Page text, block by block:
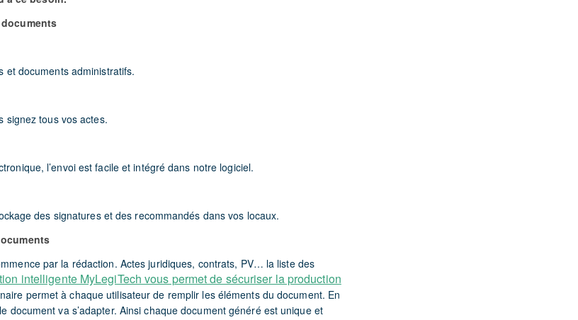
et documents administratifs.
signez tous vos actes.
l’envoi est facile et intégré dans notre logiciel.
des signatures et des recommandés dans vos locaux.
par la rédaction. Actes juridiques, contrats, PV… la liste des
intelligente MyLegiTech vous permet de sécuriser la production
permet à chaque utilisateur de remplir les éléments du document. En
document va s’adapter. Ainsi chaque document généré est unique et